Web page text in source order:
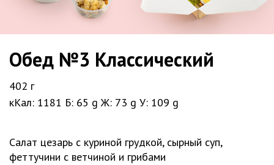
Обед №3 Классический
402 г
кКал: 1181 Б: 65 g Ж: 73 g У: 109 g
Салат цезарь с куриной грудкой, сырный суп,
феттучини с ветчиной и грибами